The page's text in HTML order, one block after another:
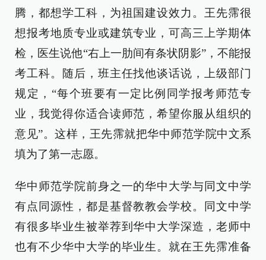
腾，都想学工科，为祖国建设效力。王先霈很
想报考地质专业或建筑专业，可高三上学期体
检，医生说他“右上一肋间有条状阴影”，不能报
考工科。随后，班主任找他谈话说，上级部门
规定，“每个班要有一定比例同学报考师范专
业，我觉得你适合读师范，希望你服从组织的
意见”。这样，王先霈就把华中师范学院中文系
填为了第一志愿。
华中师范学院前身之一的华中大学与同文中学
有点同源性，都是基督教教会学校。同文中学
有很多毕业生被举荐到华中大学深造，老师中
也有不少华中大学的毕业生。就在王先霈准备